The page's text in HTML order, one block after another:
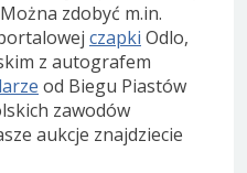
zdobyć m.in.
czapki Odlo,
z autografem
od Biegu Piastów
zawodów
aukcje znajdziecie